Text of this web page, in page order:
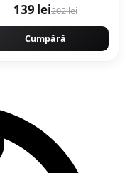
139 lei202 lei
Cumpără